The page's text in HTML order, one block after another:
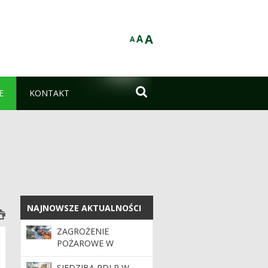
AAA
KONTAKT 
NAJNOWSZE AKTUALNOŚCI
NAJNOWSZE AKTUALNOŚCI
ZAGROŻENIE
POŻAROWE W
LASACH. APEL O